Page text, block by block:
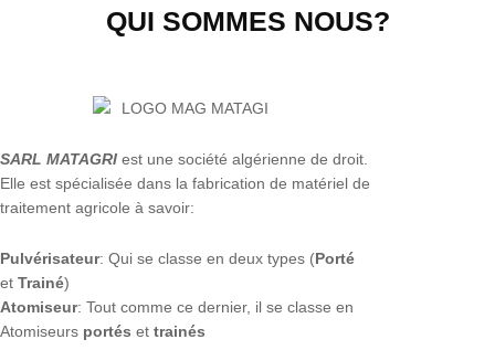
QUI SOMMES NOUS?
SARL MATAGRI est une société algérienne de droit.
Elle est spécialisée dans la fabrication de matériel de
traitement agricole à savoir:
Pulvérisateur: Qui se classe en deux types (Porté
et Trainé)
Atomiseur: Tout comme ce dernier, il se classe en
Atomiseurs portés et trainés